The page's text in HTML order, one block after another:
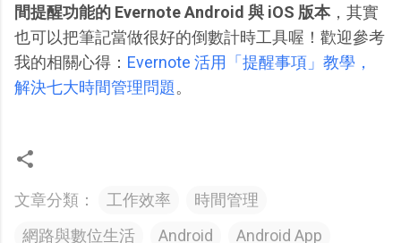
間提醒功能的 Evernote Android 與 iOS 版本，其實
也可以把筆記當做很好的倒數計時工具喔！歡迎參考
我的相關心得： Evernote 活用「提醒事項」教學，
解決七大時間管理問題。
文章分類： 工作效率
時間管理
網路與數位生活
Android
Android App